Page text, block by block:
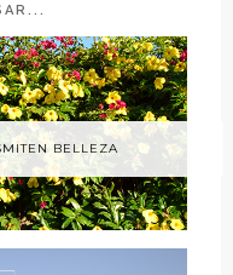
BELLEZA